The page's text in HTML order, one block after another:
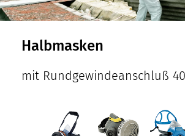
Halbmasken
mit Rundgewindeanschluß